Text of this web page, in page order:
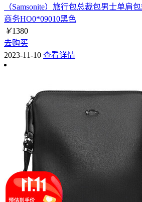
（Samsonite）旅行包总裁包男士单肩
商务HO0*09010黑色
￥1380
去购买
2023-11-10 查看详情